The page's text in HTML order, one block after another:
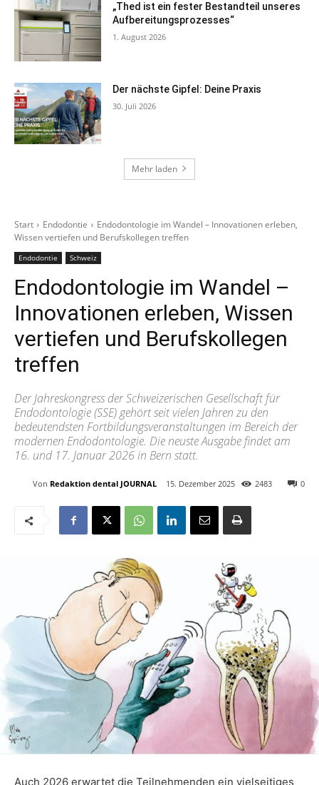
„Thed ist ein fester Bestandteil unseres
Aufbereitungsprozesses“
1. August 2026
Der nächste Gipfel: Deine Praxis
30. Juli 2026
Mehr laden